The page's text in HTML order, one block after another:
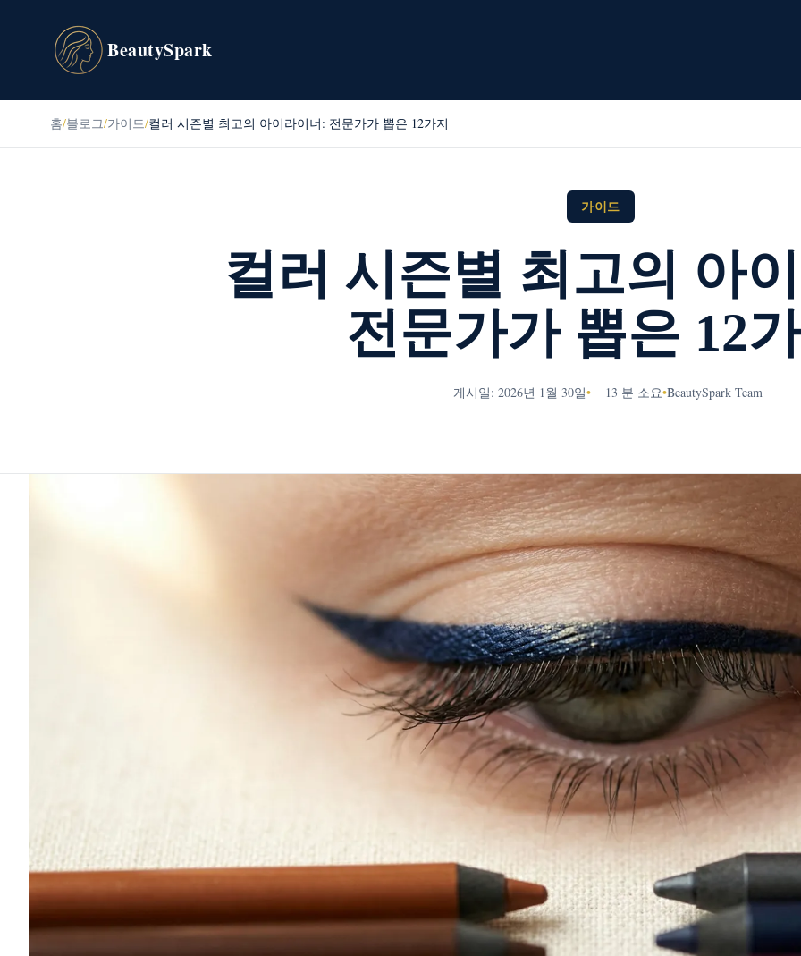
BeautySpark
홈/블로그/가이드/컬러 시즌별 최고의 아이라이너: 전문가가 뽑은 12가지
가이드
컬러 시즌별 최고의 아
전문가가 뽑은 12
게시일: 2026년 1월 30일• 13 분 소요•BeautySpark Team